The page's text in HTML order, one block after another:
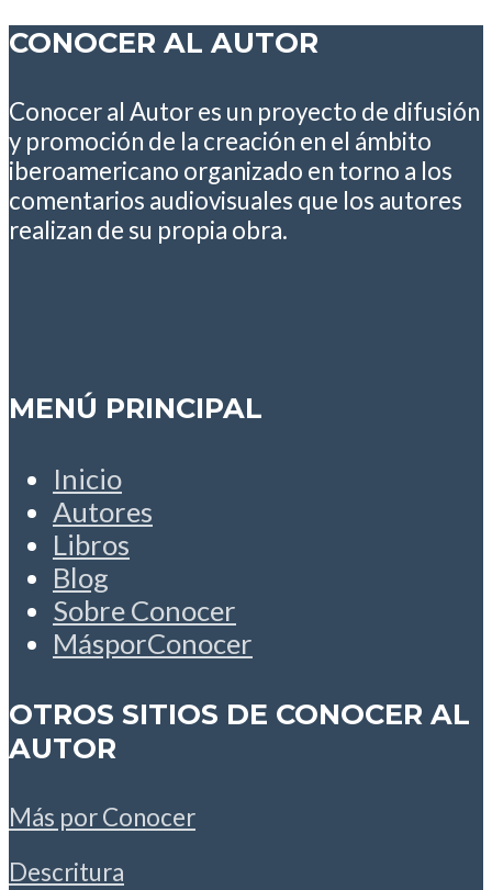
CONOCER AL AUTOR
Conocer al Autor es un proyecto de difusión
y promoción de la creación en el ámbito
iberoamericano organizado en torno a los
comentarios audiovisuales que los autores
realizan de su propia obra.
MENÚ PRINCIPAL
Inicio
Autores
Libros
Blog
Sobre Conocer
MásporConocer
OTROS SITIOS DE CONOCER AL
AUTOR
Más por Conocer
Descritura